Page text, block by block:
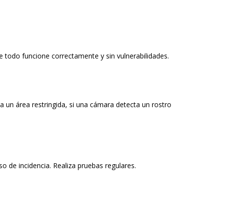
todo funcione correctamente y sin vulnerabilidades.
un área restringida, si una cámara detecta un rostro
de incidencia. Realiza pruebas regulares.